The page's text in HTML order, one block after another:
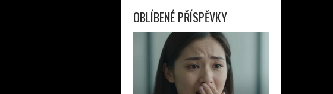
OBLÍBENÉ PŘÍSPĚVKY